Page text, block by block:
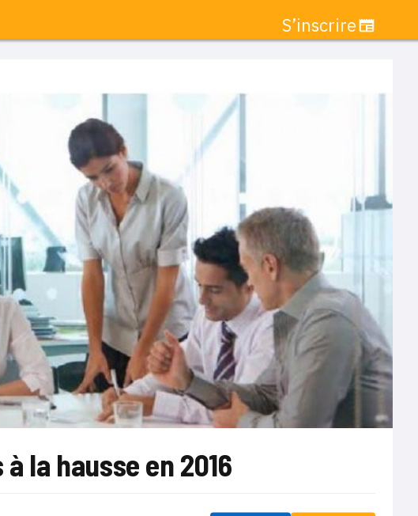
S’inscrire
la hausse en 2016